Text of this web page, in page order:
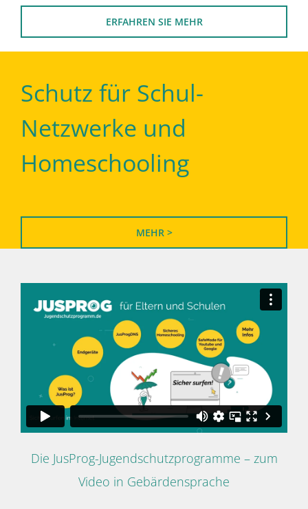
ERFAHREN SIE MEHR
Schutz für Schul-
Netzwerke und
Homeschooling
MEHR >
Die JusProg-Jugendschutzprogramme – zum
Video in Gebärdensprache